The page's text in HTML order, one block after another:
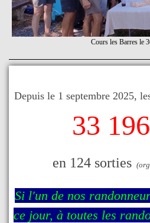
Cours les Barres le
Depuis le 1 septembre 2025,
33
en 124 sorties
Si l'un de nos
ce jour, à toutes les